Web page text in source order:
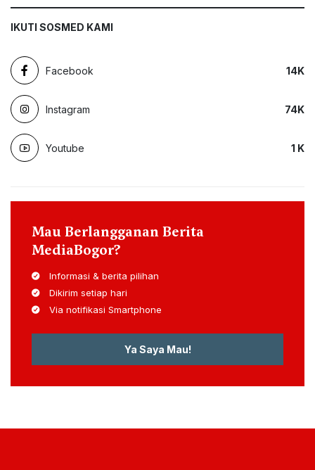
IKUTI SOSMED KAMI
Facebook 14K
Instagram 74K
Youtube 1 K
Mau Berlangganan Berita
MediaBogor?
Informasi & berita pilihan
Dikirim setiap hari
Via notifikasi Smartphone
Ya Saya Mau!